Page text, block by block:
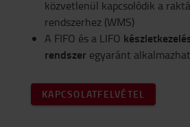
közvetlenül kapcsolódik a
rendszerhez (WMS)
A FIFO és a LIFO
rendszer egyaránt
KAPCSOLATFELVÉTEL